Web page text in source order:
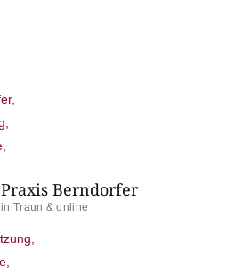
Praxis Berndorfer
in Traun & online